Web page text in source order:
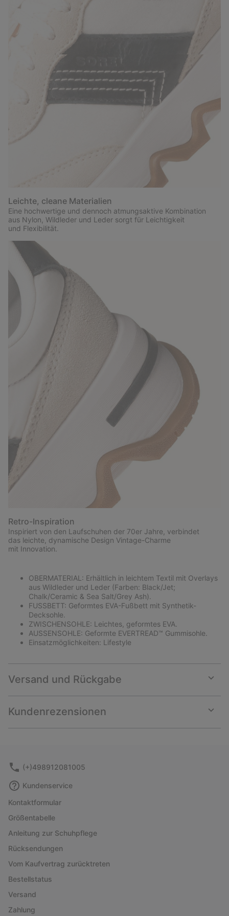
Leichte, cleane Materialien
Eine hochwertige und dennoch atmungsaktive Kombination
aus Nylon, Wildleder und Leder sorgt für Leichtigkeit
und Flexibilität.
Retro-Inspiration
Inspiriert von den Laufschuhen der 70er Jahre, verbindet
das leichte, dynamische Design Vintage-Charme
mit Innovation.
OBERMATERIAL: Erhältlich in leichtem Textil mit Overlays
aus Wildleder und Leder (Farben: Black/Jet;
Chalk/Ceramic & Sea Salt/Grey Ash).
FUSSBETT: Geformtes EVA-Fußbett mit Synthetik-
Decksohle.
ZWISCHENSOHLE: Leichtes, geformtes EVA.
AUSSENSOHLE: Geformte EVERTREAD™ Gummisohle.
Einsatzmöglichkeiten: Lifestyle
Versand und Rückgabe
or
Kundenrezensionen
or
(+)498912081005
Kundenservice
Kontaktformular
Größentabelle
Anleitung zur Schuhpflege
Rücksendungen
Vom Kaufvertrag zurücktreten
Bestellstatus
Versand
Zahlung